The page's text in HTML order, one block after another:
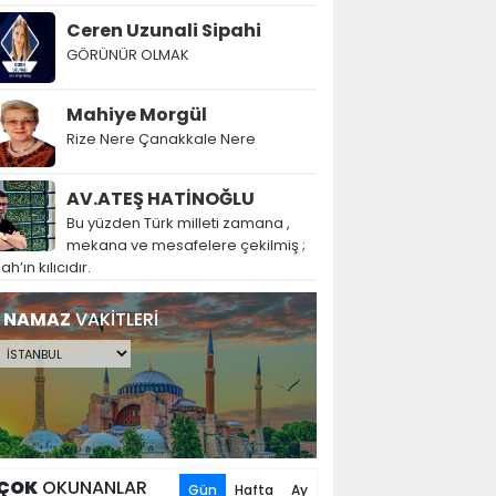
Ceren Uzunali Sipahi
GÖRÜNÜR OLMAK
Mahiye Morgül
Rize Nere Çanakkale Nere
AV.ATEŞ HATİNOĞLU
Bu yüzden Türk milleti zamana ,
mekana ve mesafelere çekilmiş ;
kılıcıdır.
NAMAZVAKİTLERİ
OKUNANLAR Gün Hafta Ay